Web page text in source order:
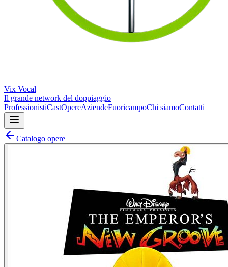
Vix Vocal
Il grande network del doppiaggio
ProfessionistiCastOpereAziendeFuoricampoChi siamoContatti
Catalogo opere